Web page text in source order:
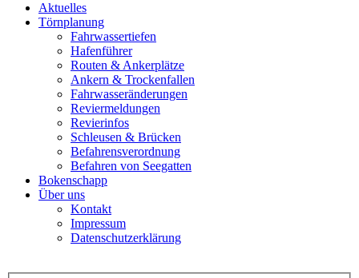
Aktuelles
Törnplanung
Fahrwassertiefen
Hafenführer
Routen & Ankerplätze
Ankern & Trockenfallen
Fahrwasseränderungen
Reviermeldungen
Revierinfos
Schleusen & Brücken
Befahrensverordnung
Befahren von Seegatten
Bokenschapp
Über uns
Kontakt
Impressum
Datenschutzerklärung